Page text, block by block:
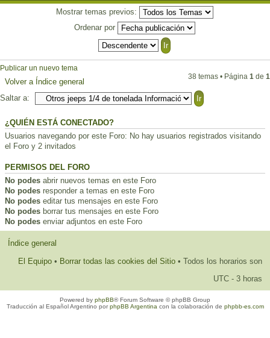
Mostrar temas previos:
Ordenar por
Publicar un nuevo tema
38 temas • Página 1 de 1
Volver a Índice general
Saltar a:
¿QUIÉN ESTÁ CONECTADO?
Usuarios navegando por este Foro: No hay usuarios registrados visitando
el Foro y 2 invitados
PERMISOS DEL FORO
No podes abrir nuevos temas en este Foro
No podes responder a temas en este Foro
No podes editar tus mensajes en este Foro
No podes borrar tus mensajes en este Foro
No podes enviar adjuntos en este Foro
Índice general
El Equipo • Borrar todas las cookies del Sitio • Todos los horarios son
UTC - 3 horas
Powered by phpBB® Forum Software © phpBB Group
Traducción al Español Argentino porphpBB Argentina con la colaboración de phpbb-es.com